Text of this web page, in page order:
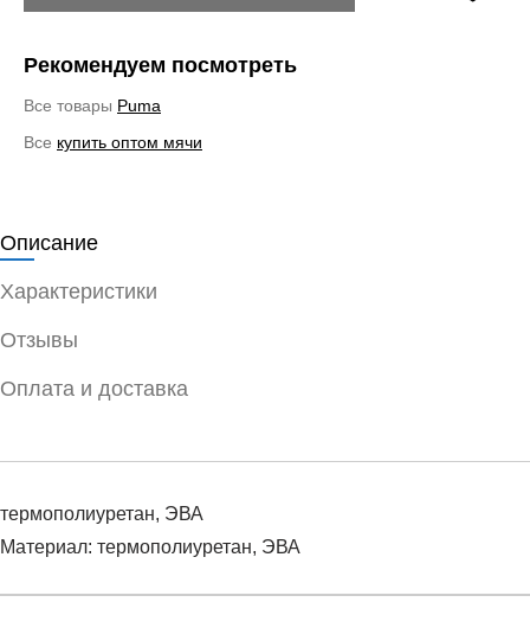
Рекомендуем посмотреть
Все товары Puma
Все купить оптом мячи
Описание
Характеристики
Отзывы
Оплата и доставка
термополиуретан, ЭВА
Материал: термополиуретан, ЭВА